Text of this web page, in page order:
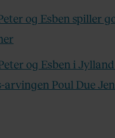
og Esben spiller
og Esben i
arvingen Poul Due